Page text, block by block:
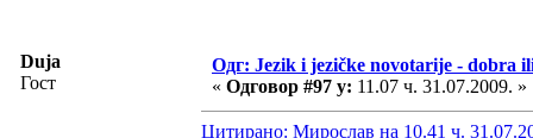
Duja
Гост
Одг: Jezik i jezičke novotarije - dobra
« Одговор #97 у: 11.07 ч. 31.07.2009. »
Цитирано: Мирослав на 10.41 ч.